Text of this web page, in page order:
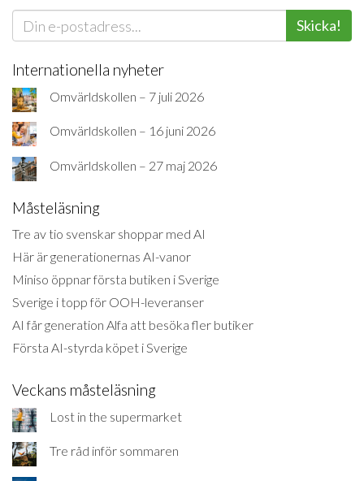
Skicka!
Internationella nyheter
Omvärldskollen – 7 juli 2026
Omvärldskollen – 16 juni 2026
Omvärldskollen – 27 maj 2026
Måsteläsning
Tre av tio svenskar shoppar med AI
Här är generationernas AI-vanor
Miniso öppnar första butiken i Sverige
Sverige i topp för OOH-leveranser
AI får generation Alfa att besöka fler butiker
Första AI-styrda köpet i Sverige
Veckans måsteläsning
Lost in the supermarket
Tre råd inför sommaren